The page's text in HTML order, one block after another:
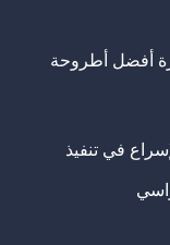
أفضل أطروحة
في تنفيذ